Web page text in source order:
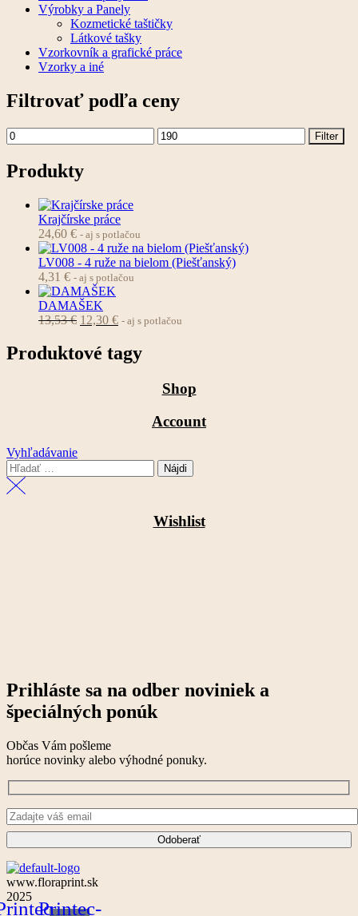
Výrobky a Panely
Kozmetické taštičky
Látkové tašky
Vzorkovník a grafické práce
Vzorky a iné
Filtrovať podľa ceny
Minimálna
cena
Maximálna
cena
Filter
Produkty
Krajčírske práce
24,60 € - aj s potlačou
LV008 - 4 ruže na bielom (Piešťanský)
4,31 € - aj s potlačou
DAMAŠEK
13,53€ Pôvodná
bola:
13,53 €.
12,30 €Aktuálna
je:
12,30 €.
- aj s potlačou
Produktové tagy
Shop
Account
Vyhľadávanie
Hľadať:
Wishlist
Prihláste sa na odber noviniek a
špeciálných ponúk
Občas Vám pošleme
horúce novinky alebo výhodné ponuky.
www.floraprint.sk
2025
Printec-